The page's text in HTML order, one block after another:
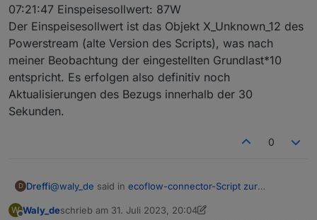
07:21:47 Einspeisesollwert: 87W
Der Einspeisesollwert ist das Objekt X_Unknown_12 des
Powerstream (alte Version des Scripts), was nach
meiner Beobachtung der eingestellten Grundlast*10
entspricht. Es erfolgen also definitiv noch
Aktualisierungen des Bezugs innerhalb der 30
Sekunden.
0
D Dreffi@waly_de said in ecoflow-connector-Script zur
W Waly_deschrieb am 31. Juli 2023, 20:04
zuletzt editiert von Waly_de8. Jan. 2023, 10:00